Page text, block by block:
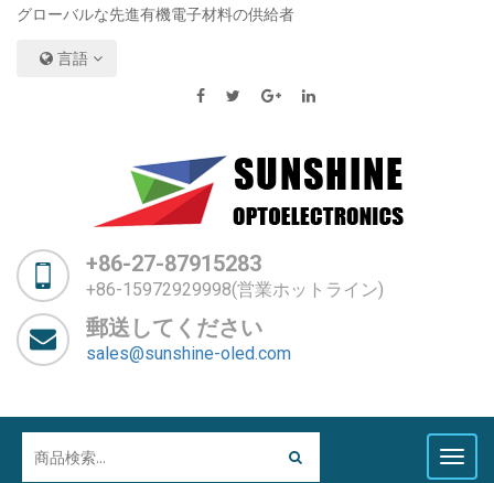
グローバルな先進有機電子材料の供給者
言語
+86-27-87915283
+86-15972929998(営業ホットライン)
郵送してください
sales@sunshine-oled.com